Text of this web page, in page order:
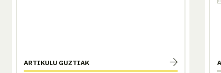
ARTIKULU GUZTIAK